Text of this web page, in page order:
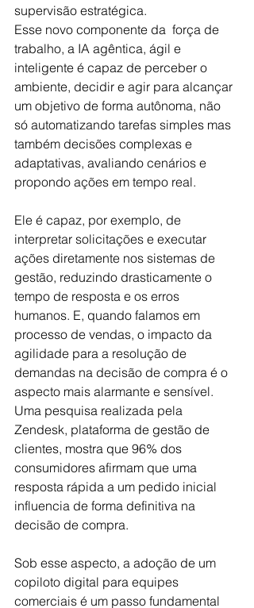
supervisão estratégica.
Esse novo componente da  força de
trabalho, a IA agêntica, ágil e
inteligente é capaz de perceber o
ambiente, decidir e agir para alcançar
um objetivo de forma autônoma, não
só automatizando tarefas simples mas
também decisões complexas e
adaptativas, avaliando cenários e
propondo ações em tempo real.
Ele é capaz, por exemplo, de
interpretar solicitações e executar
ações diretamente nos sistemas de
gestão, reduzindo drasticamente o
tempo de resposta e os erros
humanos. E, quando falamos em
processo de vendas, o impacto da
agilidade para a resolução de
demandas na decisão de compra é o
aspecto mais alarmante e sensível.
Uma pesquisa realizada pela
Zendesk, plataforma de gestão de
clientes, mostra que 96% dos
consumidores afirmam que uma
resposta rápida a um pedido inicial
influencia de forma definitiva na
decisão de compra.
Sob esse aspecto, a adoção de um
copiloto digital para equipes
comerciais é um passo fundamental